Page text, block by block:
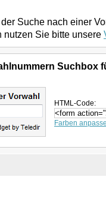
Suche nach einer
nutzen Sie bitte unsere
Suchbox
HTML-Code:
Farben